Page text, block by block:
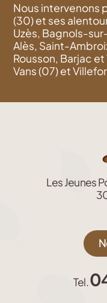
Nous intervenons
(30) et ses
Uzès, Bagnols-
Alès, Saint-
Rousson, Barjac
Vans (07) et
Les Jeunes
Tel.